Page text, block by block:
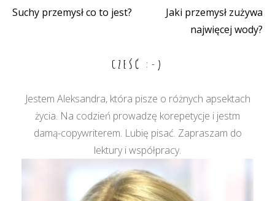
Nawigacja
Suchy przemysł co to jest?
Jaki przemysł zużywa
najwięcej wody?
CZEŚĆ :-)
Jestem Aleksandra, która pisze o różnych apsektach
życia. Na codzień prowadzę korepetycje i jestm
damą-copywriterem. Lubię pisać. Zapraszam do
lektury i współpracy.